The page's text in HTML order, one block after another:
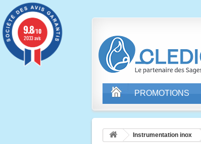
PROMOTIONS
Instrumentation inox
9.8/10
2033 avis